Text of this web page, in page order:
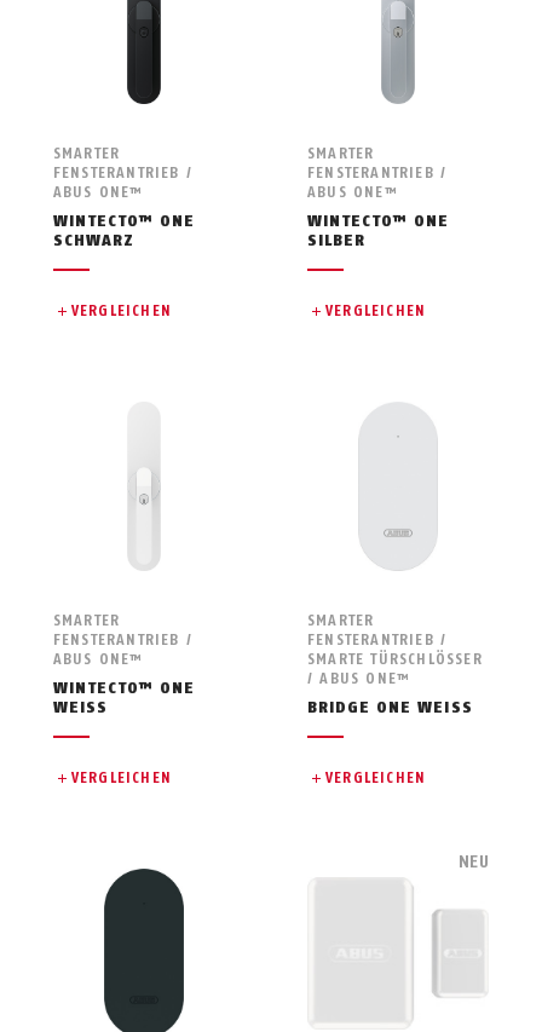
SMARTER
FENSTERANTRIEB /
ABUS ONE™
WINTECTO™ ONE
SCHWARZ
VERGLEICHEN
SMARTER
FENSTERANTRIEB /
ABUS ONE™
WINTECTO™ ONE
SILBER
VERGLEICHEN
SMARTER
FENSTERANTRIEB /
ABUS ONE™
WINTECTO™ ONE
WEISS
VERGLEICHEN
SMARTER
FENSTERANTRIEB /
SMARTE TÜRSCHLÖSSER
/ ABUS ONE™
BRIDGE ONE WEISS
VERGLEICHEN
NEU